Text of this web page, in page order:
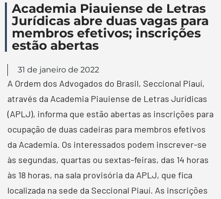
Academia Piauiense de Letras
Jurídicas abre duas vagas para
membros efetivos; inscrições
estão abertas
31 de janeiro de 2022
A Ordem dos Advogados do Brasil, Seccional Piauí,
através da Academia Piauiense de Letras Jurídicas
(APLJ), informa que estão abertas as inscrições para
ocupação de duas cadeiras para membros efetivos
da Academia. Os interessados podem inscrever-se
às segundas, quartas ou sextas-feiras, das 14 horas
às 18 horas, na sala provisória da APLJ, que fica
localizada na sede da Seccional Piauí. As inscrições